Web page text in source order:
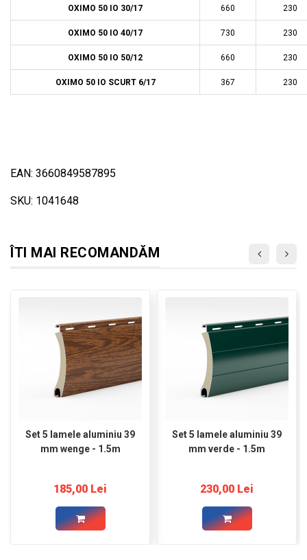
OXIMO 50 IO 30/17 660 230
OXIMO 50 IO 40/17 730 230
OXIMO 50 IO 50/12 660 230
OXIMO 50 IO SCURT 6/17 367 230
EAN: 3660849587895
SKU: 1041648
ÎTI MAI RECOMANDĂM
Set 5 lamele aluminiu 39
mm wenge - 1.5m
185,00 Lei
Set 5 lamele aluminiu 39
mm verde - 1.5m
230,00 Lei